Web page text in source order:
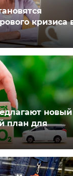
кризиса
новый
план для